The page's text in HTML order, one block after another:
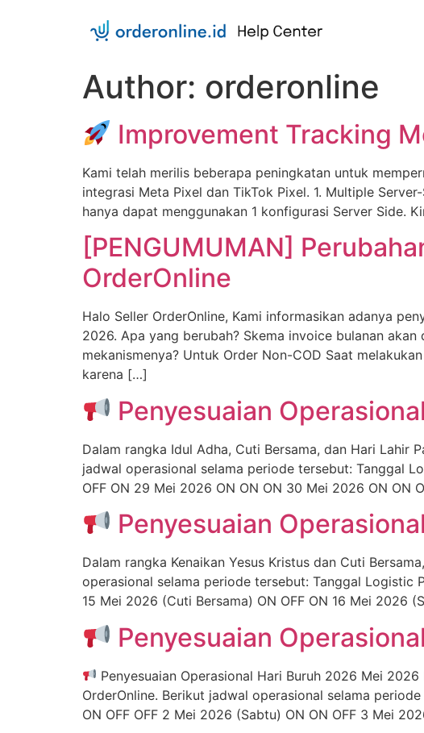
Author: orderonline
Improvement Tracking
Kami telah merilis beberapa peningkatan untuk
integrasi Meta Pixel dan TikTok Pixel. 1. Multiple
hanya dapat menggunakan 1 konfigurasi Server Side.
[PENGUMUMAN]
OrderOnline
Halo Seller OrderOnline, Kami informasikan adanya
2026. Apa yang berubah? Skema invoice bulanan
mekanismenya? Untuk Order Non-COD Saat
karena […]
Penyesuaian
Dalam rangka Idul Adha, Cuti Bersama, dan Hari Lahir
jadwal operasional selama periode tersebut: Tanggal
OFF ON 29 Mei 2026 ON ON ON 30 Mei 2026 ON ON
Penyesuaian
Dalam rangka Kenaikan Yesus Kristus dan Cuti
operasional selama periode tersebut: Tanggal Logistic
15 Mei 2026 (Cuti Bersama) ON OFF ON 16 Mei 2026
Penyesuaian
Penyesuaian Operasional Hari Buruh 2026 Mei
OrderOnline. Berikut jadwal operasional selama
ON OFF OFF 2 Mei 2026 (Sabtu) ON ON OFF 3 Mei